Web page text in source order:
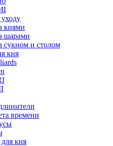
киями
шарами
сукном и столом
кия
времени
кия